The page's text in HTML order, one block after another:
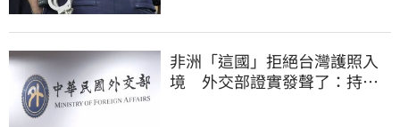
非洲「這國」拒絕台灣護照入
境 外交部證實發聲了：持續